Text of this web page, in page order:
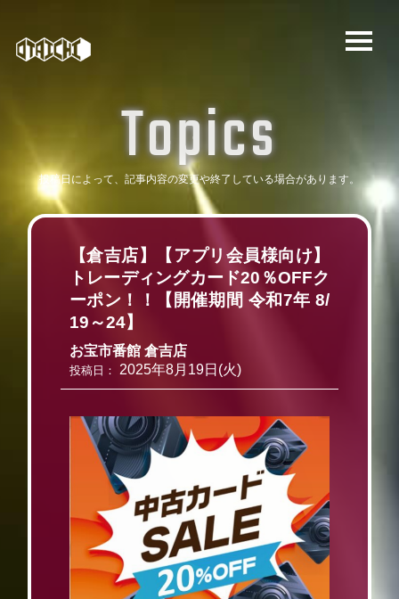
Topics
投稿日によって、記事内容の変更や終了している場合があります。
【倉吉店】【アプリ会員様向け】
トレーディングカード20％OFFク
ーポン！！【開催期間 令和7年 8/
19～24】
お宝市番館 倉吉店
投稿日： 2025年8月19日(火)